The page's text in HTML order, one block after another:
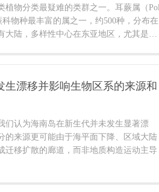
植物分类最疑难的类群之一。耳蕨属（Pol
科物种最丰富的属之一，约500种，分布在
大陆，多样性中心在东亚地区，尤其是中
生漂移并影响生物区系的来源和
们认为海南岛在新生代并未发生显著漂
的来源更可能由于海平面下降、区域大陆
迁移扩散的廊道，而非地质构造运动主导